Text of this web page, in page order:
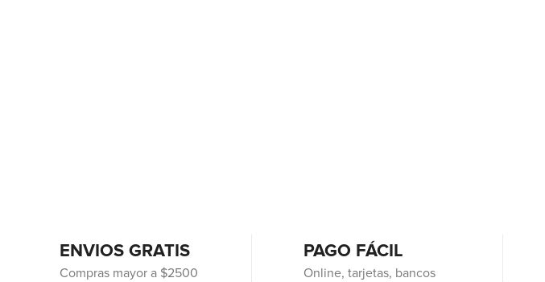
ENVIOS GRATIS
Compras mayor a $2500
PAGO FÁCIL
Online, tarjetas, bancos